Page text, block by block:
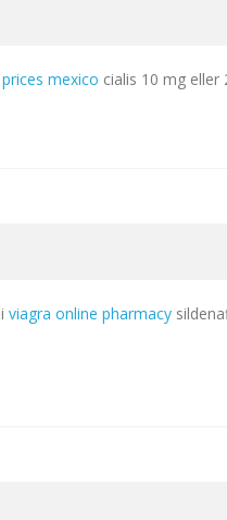
mexico cialis 10 mg
viagra online pharmacy